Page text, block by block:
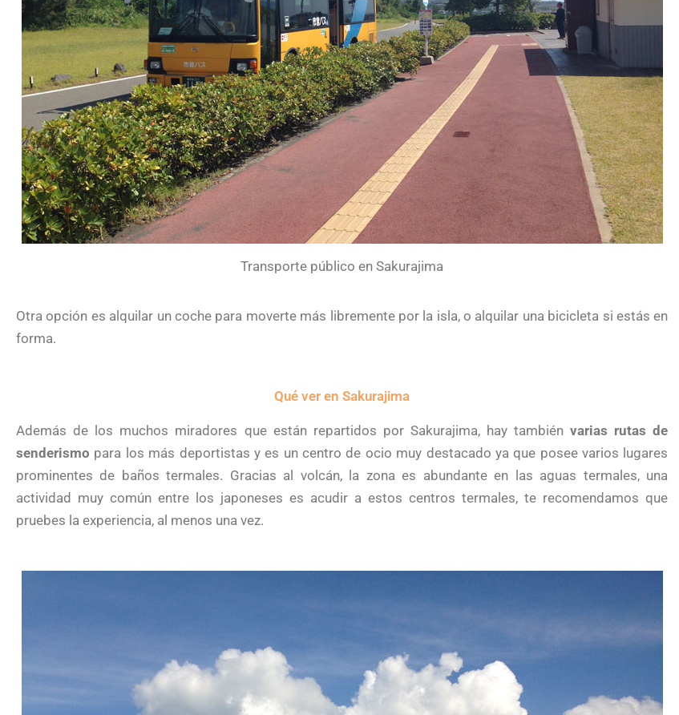
Transporte público en Sakurajima
Otra opción es alquilar un coche para moverte más libremente por la isla, o alquilar una bicicleta si estás en
forma.
Qué ver en Sakurajima
Además de los muchos miradores que están repartidos por Sakurajima, hay tambiénvarias rutas de
senderismo para los más deportistas y es un centro de ocio muy destacado ya que posee varios lugares
prominentes de baños termales. Gracias al volcán, la zona es abundante en las aguas termales, una
actividad muy común entre los japoneses es acudir a estos centros termales, te recomendamos que
pruebes la experiencia, al menos una vez.